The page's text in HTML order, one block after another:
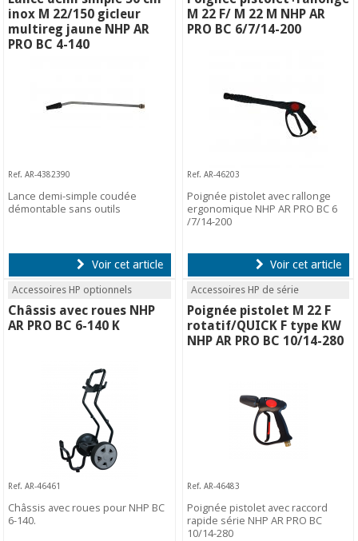
inox M 22/150 gicleur
multireg jaune NHP AR
PRO BC 4-140
Ref. AR-4382390
Lance demi-simple coudée
démontable sans outils
Voir cet article
M 22 F/ M 22 M NHP AR
PRO BC 6/7/14-200
Ref. AR-46203
Poignée pistolet avec rallonge
ergonomique NHP AR PRO BC 6
/7/14-200
Voir cet article
Accessoires HP optionnels
Châssis avec roues NHP
AR PRO BC 6-140 K
Ref. AR-46461
Châssis avec roues pour NHP BC
6-140.
Accessoires HP de série
Poignée pistolet M 22 F
rotatif/QUICK F type KW
NHP AR PRO BC 10/14-280
Ref. AR-46483
Poignée pistolet avec raccord
rapide série NHP AR PRO BC
10/14-280